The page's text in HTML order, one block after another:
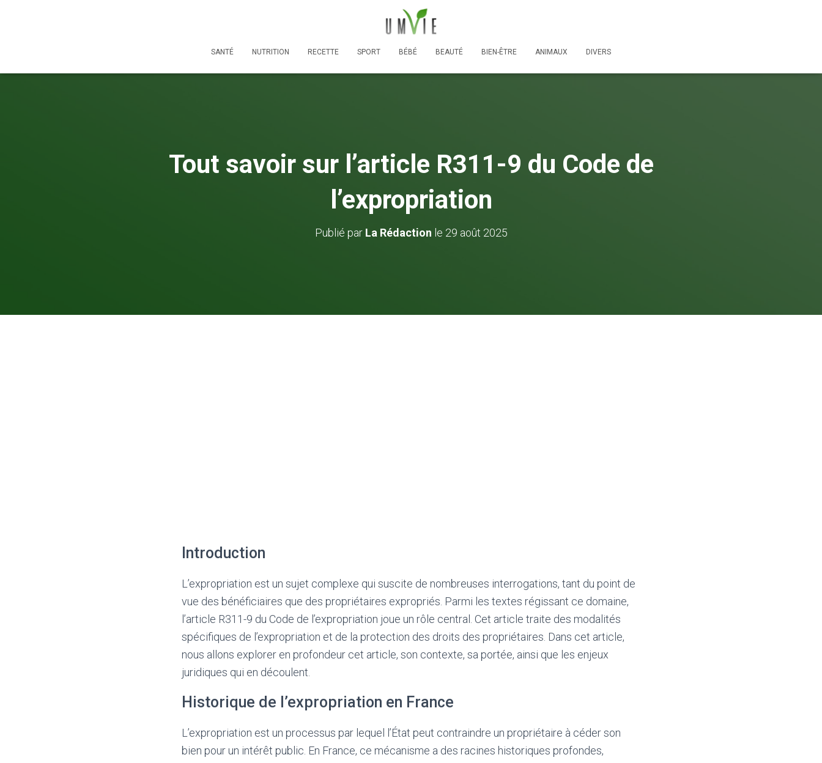
SANTÉ NUTRITION RECETTE SPORT BÉBÉ BEAUTÉ BIEN-ÊTRE ANIMAUX DIVERS
Tout savoir sur l’article R311-9 du Code de
l’expropriation
Publié par La Rédaction le 29 août 2025
Introduction
L’expropriation est un sujet complexe qui suscite de nombreuses interrogations, tant du point de
vue des bénéficiaires que des propriétaires expropriés. Parmi les textes régissant ce domaine,
l’article R311-9 du Code de l’expropriation joue un rôle central. Cet article traite des modalités
spécifiques de l’expropriation et de la protection des droits des propriétaires. Dans cet article,
nous allons explorer en profondeur cet article, son contexte, sa portée, ainsi que les enjeux
juridiques qui en découlent.
Historique de l’expropriation en France
L’expropriation est un processus par lequel l’État peut contraindre un propriétaire à céder son
bien pour un intérêt public. En France, ce mécanisme a des racines historiques profondes,